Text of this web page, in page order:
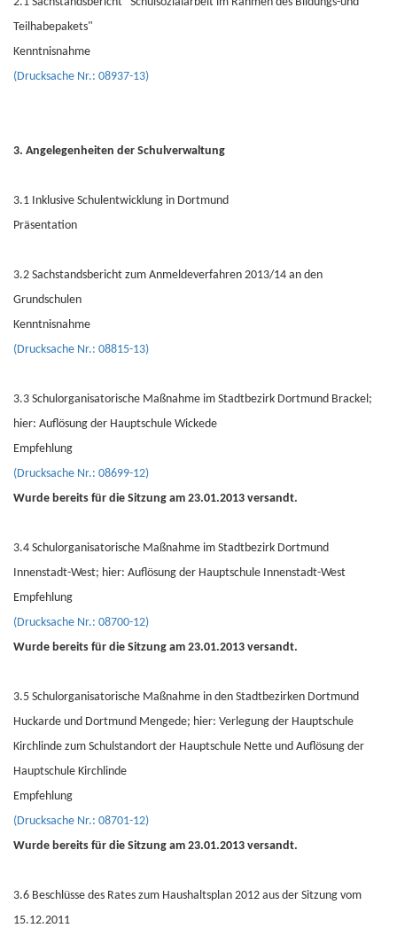
Teilhabepakets"
Kenntnisnahme
(Drucksache Nr.: 08937-13)
3. Angelegenheiten der Schulverwaltung
3.1 Inklusive Schulentwicklung in Dortmund
Präsentation
3.2 Sachstandsbericht zum Anmeldeverfahren 2013/14 an den
Grundschulen
Kenntnisnahme
(Drucksache Nr.: 08815-13)
3.3 Schulorganisatorische Maßnahme im Stadtbezirk Dortmund Brackel;
hier: Auflösung der Hauptschule Wickede
Empfehlung
(Drucksache Nr.: 08699-12)
Wurde bereits für die Sitzung am 23.01.2013 versandt.
3.4 Schulorganisatorische Maßnahme im Stadtbezirk Dortmund
Innenstadt-West; hier: Auflösung der Hauptschule Innenstadt-West
Empfehlung
(Drucksache Nr.: 08700-12)
Wurde bereits für die Sitzung am 23.01.2013 versandt.
3.5 Schulorganisatorische Maßnahme in den Stadtbezirken Dortmund
Huckarde und Dortmund Mengede; hier: Verlegung der Hauptschule
Kirchlinde zum Schulstandort der Hauptschule Nette und Auflösung der
Hauptschule Kirchlinde
Empfehlung
(Drucksache Nr.: 08701-12)
Wurde bereits für die Sitzung am 23.01.2013 versandt.
3.6 Beschlüsse des Rates zum Haushaltsplan 2012 aus der Sitzung vom
15.12.2011